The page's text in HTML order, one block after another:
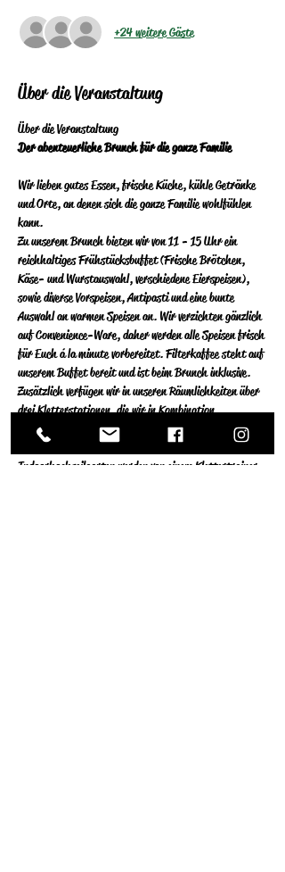
+24 weitere Gäste
Über die Veranstaltung
Über die Veranstaltung
Der abenteuerliche Brunch für die ganze Familie
Wir lieben gutes Essen, frische Küche, kühle Getränke
und Orte, an denen sich die ganze Familie wohlfühlen
kann.
Zu unserem Brunch bieten wir von 11 - 15 Uhr ein
reichhaltiges Frühstücksbuffet (Frische Brötchen,
Käse- und Wurstauswahl, verschiedene Eierspeisen),
sowie diverse Vorspeisen, Antipasti und eine bunte
Auswahl an warmen Speisen an.  Wir verzichten gänzlich
auf Convenience-Ware, daher werden alle Speisen frisch
für Euch á la minute vorbereitet.  Filterkaffee steht auf
unserem Buffet bereit und ist beim Brunch inklusive.
Zusätzlich verfügen wir in unseren Räumlichkeiten über
drei Kletterstationen, die wir in Kombination
ausschließlich sonntags für Privatpersonen öffnen. Die
Stationen an der Kletterwand und im
Indoorhochseilgarten werden von einem Klettertrainer